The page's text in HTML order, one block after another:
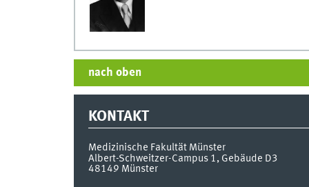
nach oben
KONTAKT
Medizinische Fakultät Münster
Albert-Schweitzer-Campus 1, Gebäude D3
48149 Münster